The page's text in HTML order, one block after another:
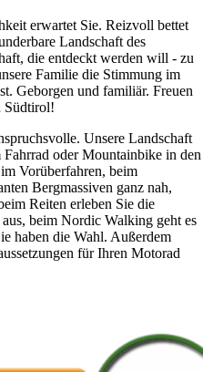
erwartet Sie. Reizvoll bettet
Landschaft des
die entdeckt werden will - zu
Familie die Stimmung im
Geborgen und familiär. Freuen
Südtirol!
Unsere Landschaft
oder Mountainbike in den
Vorüberfahren, beim
Bergmassiven ganz nah,
Reiten erleben Sie die
beim Nordic Walking geht es
haben die Wahl. Außerdem
für Ihren Motorad